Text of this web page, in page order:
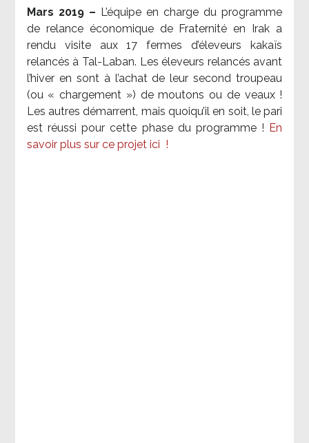
Mars 2019 – L’équipe en charge du programme
de relance économique de Fraternité en Irak a
rendu visite aux 17 fermes d’éleveurs kakaïs
relancés à Tal-Laban. Les éleveurs relancés avant
l’hiver en sont à l’achat de leur second troupeau
(ou « chargement ») de moutons ou de veaux !
Les autres démarrent, mais quoiqu’il en soit, le pari
est réussi pour cette phase du programme ! En
savoir plus sur ce projet ici !